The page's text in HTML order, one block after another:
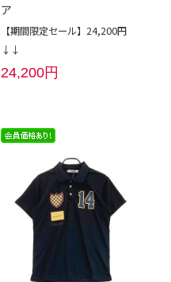
ア
【期間限定セール】24,200円
↓↓
24,200円